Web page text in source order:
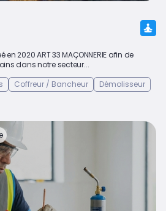
en 2020 ART 33 MAÇONNERIE afin de
dans notre secteur...
Coffreur / Bancheur
Démolisseur